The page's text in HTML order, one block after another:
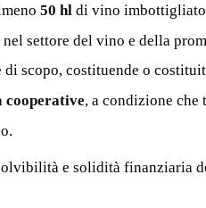
50 hl di vino
settore del vino e della
di scopo, costituende o
cooperative, a condizione
e solidità finanziaria